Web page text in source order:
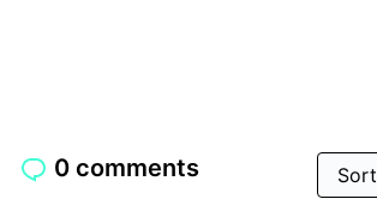
0 comments